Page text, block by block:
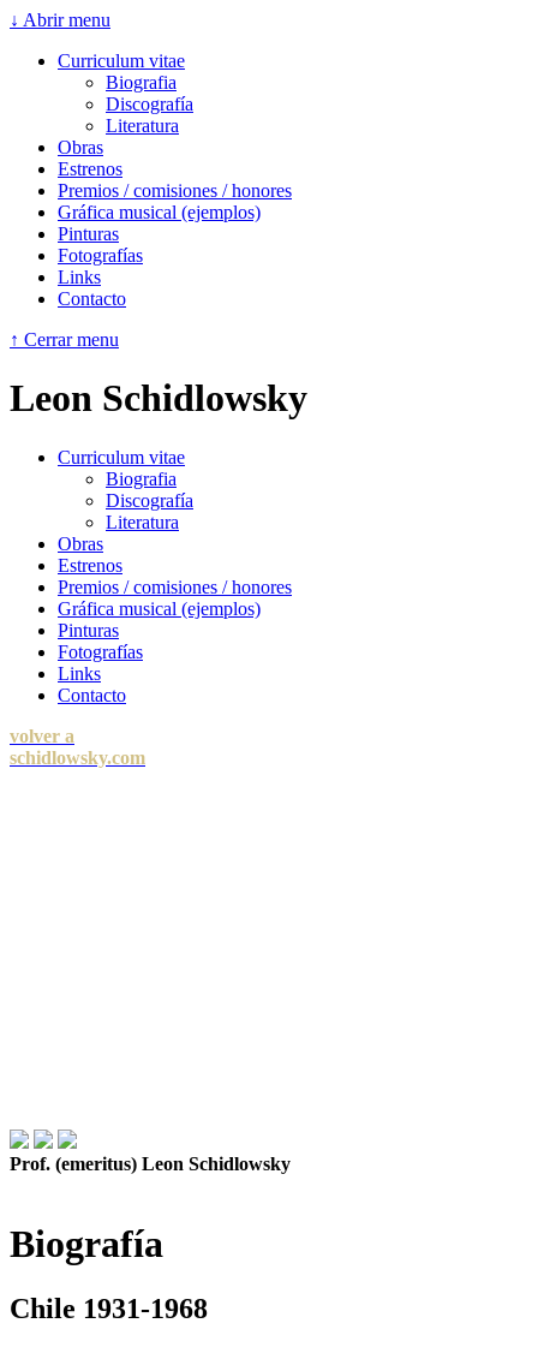
↓ Abrir menu
Curriculum vitae
Biografia
Discografía
Literatura
Obras
Estrenos
Premios / comisiones / honores
Gráfica musical (ejemplos)
Pinturas
Fotografías
Links
Contacto
↑ Cerrar menu
Leon Schidlowsky
Curriculum vitae
Biografia
Discografía
Literatura
Obras
Estrenos
Premios / comisiones / honores
Gráfica musical (ejemplos)
Pinturas
Fotografías
Links
Contacto
volver a
schidlowsky.com
Prof. (emeritus) Leon Schidlowsky
Biografía
Chile 1931-1968